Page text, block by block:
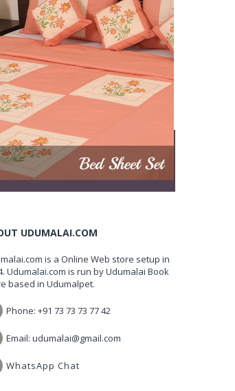
UDUMALAI.COM
is a Online Web store setup in
Udumalai.com is run by Udumalai Book
based in Udumalpet.
Phone: +91 73 73 73 77 42
Email: udumalai@gmail.com
WhatsApp Chat